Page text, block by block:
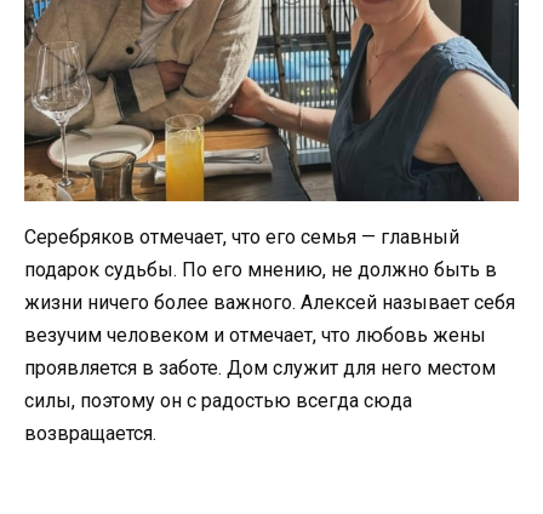
Серебряков отмечает, что его семья — главный
подарок судьбы. По его мнению, не должно быть в
жизни ничего более важного. Алексей называет себя
везучим человеком и отмечает, что любовь жены
проявляется в заботе. Дом служит для него местом
силы, поэтому он с радостью всегда сюда
возвращается.